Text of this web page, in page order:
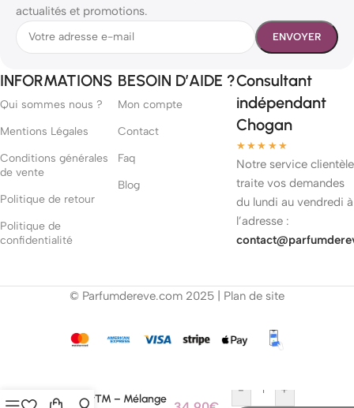
actualités et promotions.
INFORMATIONS
Qui sommes nous ?
Mentions Légales
Conditions générales
de vente
Politique de retour
Politique de
confidentialité
BESOIN D’AIDE ?
Mon compte
Contact
Faq
Blog
Consultant
indépendant
Chogan
★★★★★
Notre service clientèle
traite vos demandes
du lundi au vendredi à
l’adresse :
© Parfumdereve.com 2025 | Plan de site
Revizent™ – Mélange
- +